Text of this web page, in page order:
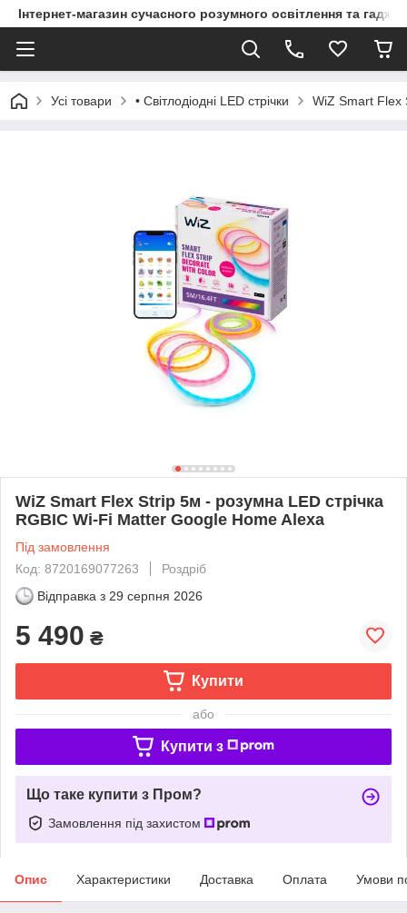
Інтернет-магазин сучасного розумного освітлення та
Усі товари • Світлодіодні LED стрічки WiZ Smart Flex
WiZ Smart Flex Strip 5м - розумна LED стрічка
RGBIC Wi-Fi Matter Google Home Alexa
Під замовлення
Код: 8720169077263
Роздріб
Відправка з 29 серпня 2026
5 490 ₴
Купити
або
Купити з
Що таке купити з Пром?
Замовлення під захистом
Опис Характеристики Доставка Оплата Умови